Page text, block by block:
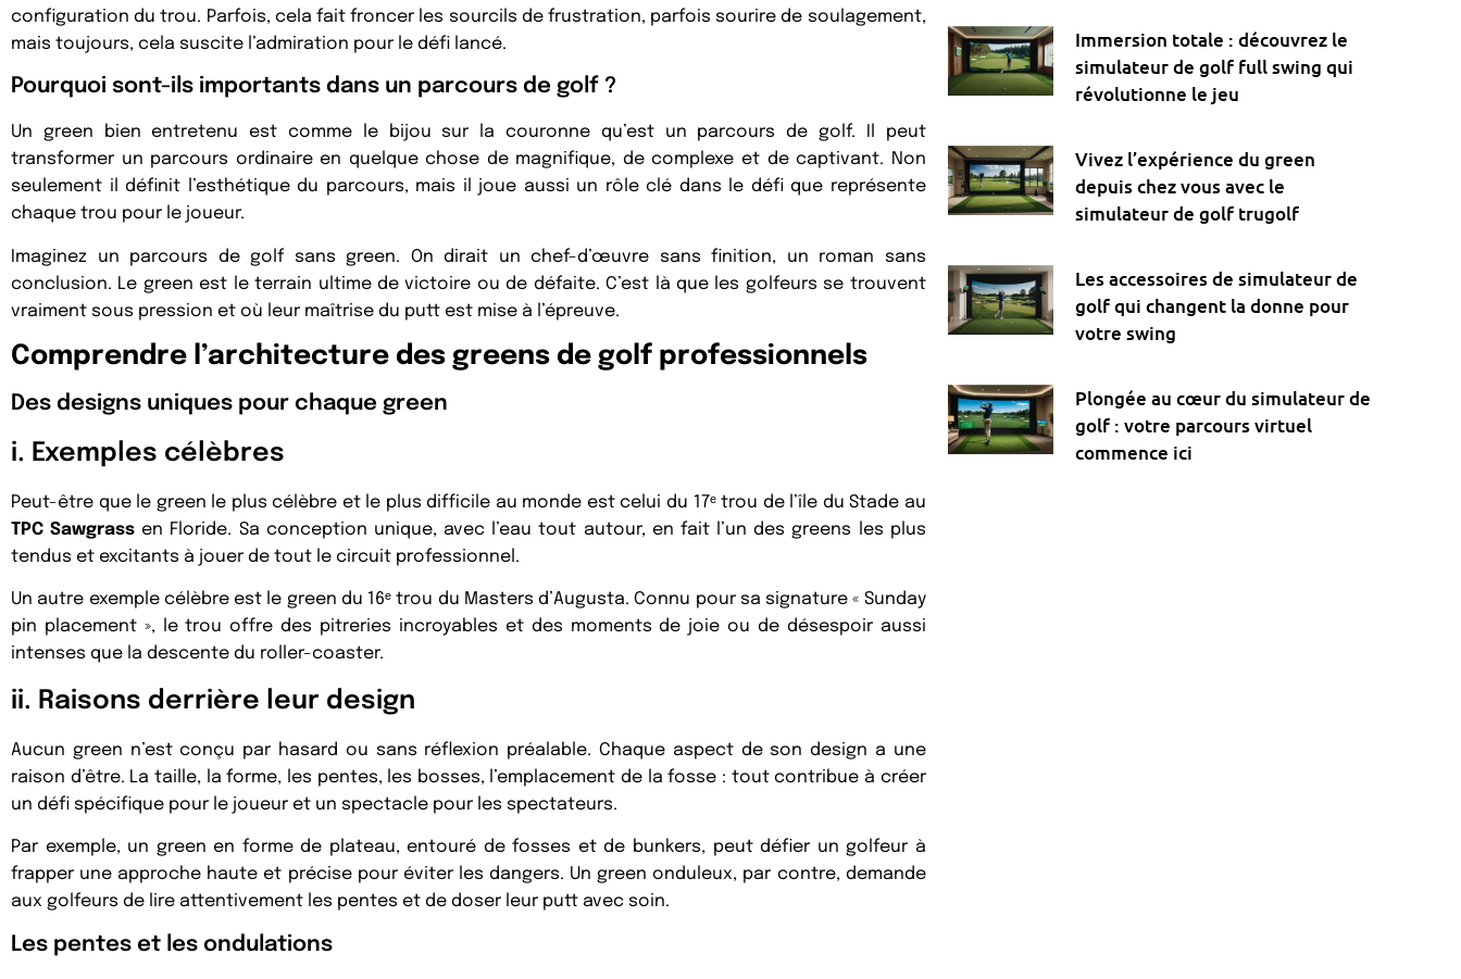
configuration du trou. Parfois, cela fait froncer les sourcils de frustration, parfois sourire de soulagement,
mais toujours, cela suscite l’admiration pour le défi lancé.
Pourquoi sont-ils importants dans un parcours de golf ?
Un green bien entretenu est comme le bijou sur la couronne qu’est un parcours de golf. Il peut
transformer un parcours ordinaire en quelque chose de magnifique, de complexe et de captivant. Non
seulement il définit l’esthétique du parcours, mais il joue aussi un rôle clé dans le défi que représente
chaque trou pour le joueur.
Imaginez un parcours de golf sans green. On dirait un chef-d’œuvre sans finition, un roman sans
conclusion. Le green est le terrain ultime de victoire ou de défaite. C’est là que les golfeurs se trouvent
vraiment sous pression et où leur maîtrise du putt est mise à l’épreuve.
Comprendre l’architecture des greens de golf professionnels
Des designs uniques pour chaque green
i. Exemples célèbres
Peut-être que le green le plus célèbre et le plus difficile au monde est celui du 17ᵉ trou de l’île du Stade au
TPC Sawgrass en Floride. Sa conception unique, avec l’eau tout autour, en fait l’un des greens les plus
tendus et excitants à jouer de tout le circuit professionnel.
Un autre exemple célèbre est le green du 16ᵉ trou du Masters d’Augusta. Connu pour sa signature « Sunday
pin placement », le trou offre des pitreries incroyables et des moments de joie ou de désespoir aussi
intenses que la descente du roller-coaster.
ii. Raisons derrière leur design
Aucun green n’est conçu par hasard ou sans réflexion préalable. Chaque aspect de son design a une
raison d’être. La taille, la forme, les pentes, les bosses, l’emplacement de la fosse : tout contribue à créer
un défi spécifique pour le joueur et un spectacle pour les spectateurs.
Par exemple, un green en forme de plateau, entouré de fosses et de bunkers, peut défier un golfeur à
frapper une approche haute et précise pour éviter les dangers. Un green onduleux, par contre, demande
aux golfeurs de lire attentivement les pentes et de doser leur putt avec soin.
Les pentes et les ondulations
Immersion totale : découvrez le
simulateur de golf full swing qui
révolutionne le jeu
Vivez l’expérience du green
depuis chez vous avec le
simulateur de golf trugolf
Les accessoires de simulateur de
golf qui changent la donne pour
votre swing
Plongée au cœur du simulateur de
golf : votre parcours virtuel
commence ici